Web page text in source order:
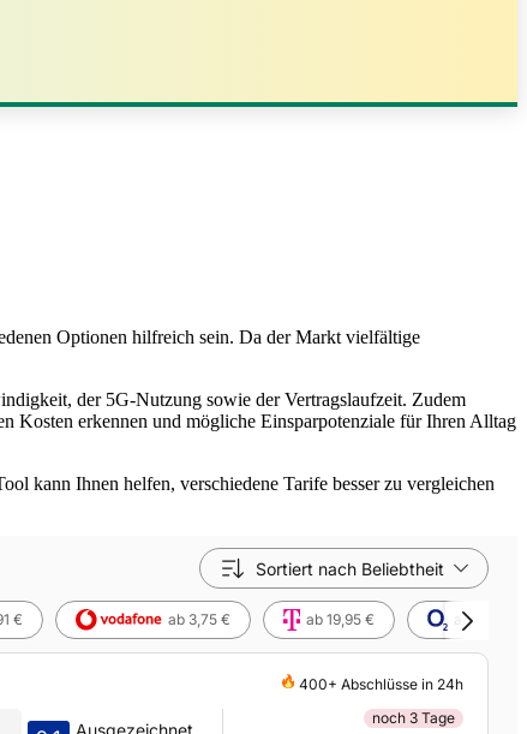
Optionen hilfreich sein. Da der Markt vielfältige
der 5G-Nutzung sowie der Vertragslaufzeit. Zudem
Kosten erkennen und mögliche Einsparpotenziale für Ihren Alltag
kann Ihnen helfen, verschiedene Tarife besser zu vergleichen